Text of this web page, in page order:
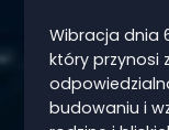
Wibracja dnia
który przynosi
budowaniu i